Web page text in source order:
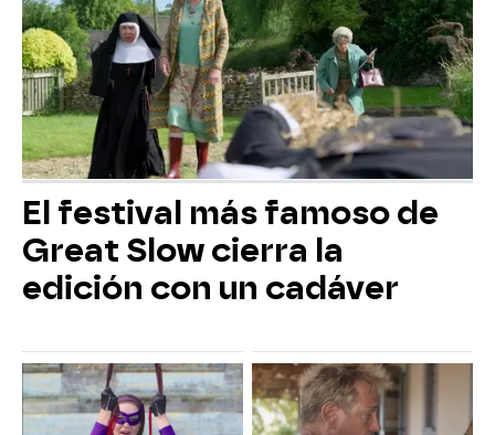
El festival más famoso de
Great Slow cierra la
edición con un cadáver